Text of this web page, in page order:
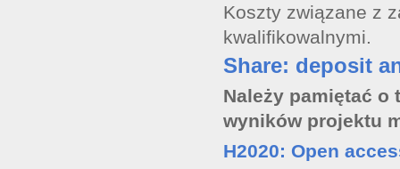
Koszty związane z
kwalifikowalnymi.
Share: deposit
Należy pamiętać o
wyników projektu
H2020: Open